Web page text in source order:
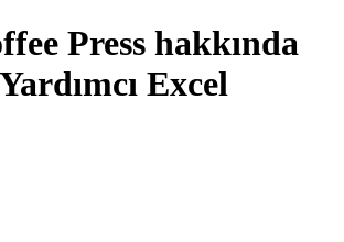
Press hakkında
Excel